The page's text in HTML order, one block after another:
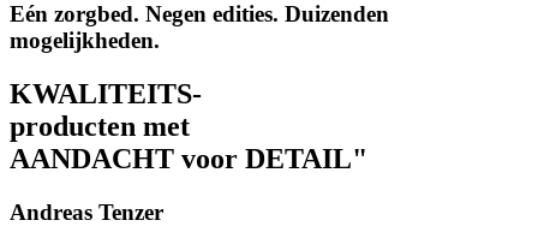
Eén zorgbed. Negen edities. Duizenden
mogelijkheden.
KWALITEITS-
producten met
AANDACHT voor DETAIL"
Andreas Tenzer